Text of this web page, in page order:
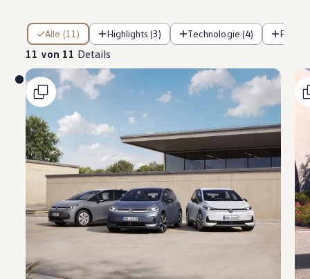
Alle (11) Highlights (3) Technologie (4)
11 von 11 Details
11 von 11 Details